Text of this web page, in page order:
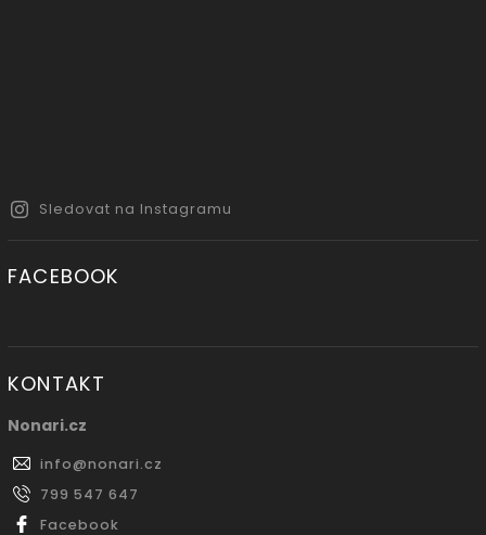
Sledovat na Instagramu
FACEBOOK
KONTAKT
Nonari.cz
info@nonari.cz
799 547 647
Facebook